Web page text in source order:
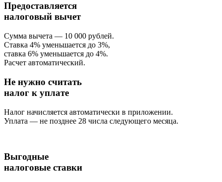
Предоставляется
налоговый вычет
Сумма вычета — 10 000 рублей.
Ставка 4% уменьшается до 3%,
ставка 6% уменьшается до 4%.
Расчет автоматический.
Не нужно считать
налог к уплате
Налог начисляется автоматически в приложении.
Уплата — не позднее 28 числа следующего месяца.
Выгодные
налоговые ставки